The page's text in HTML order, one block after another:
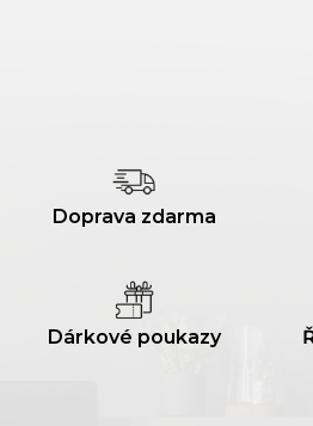
Doprava zdarma
Dárkové poukazy